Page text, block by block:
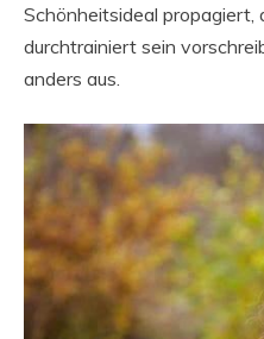
Schönheitsideal propagiert,
durchtrainiert sein
anders aus.